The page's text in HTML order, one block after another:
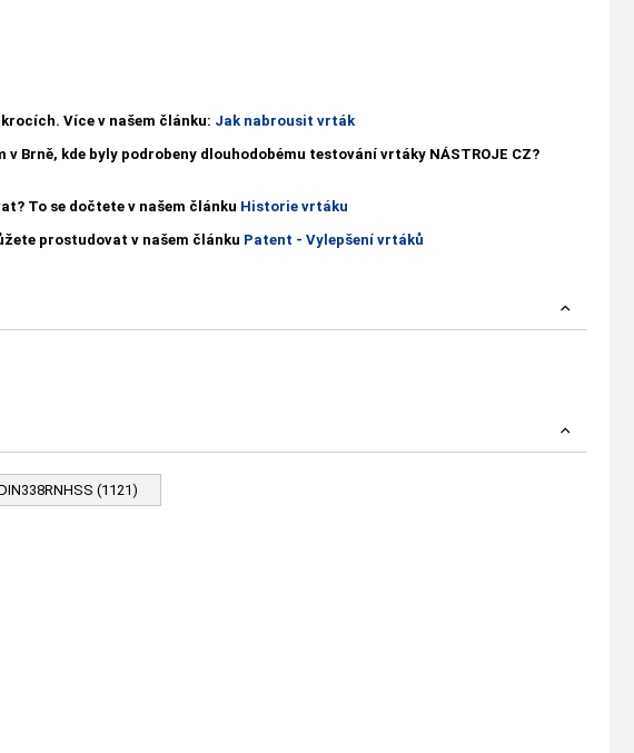
Více v našem článku: Jak nabrousit vrták
Brně, kde byly podrobeny dlouhodobému testování vrtáky NÁSTROJE CZ?
To se dočtete v našem článku Historie vrtáku
prostudovat v našem článku Patent - Vylepšení vrtáků
(1121)